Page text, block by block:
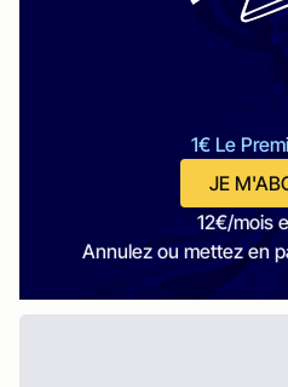
1€ Le
JE
12€/mois
Annulez ou mettez en